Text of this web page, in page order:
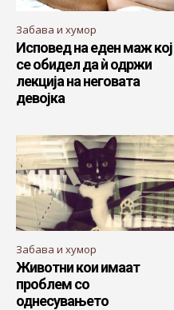
Забава и хумор
Исповед на еден маж кој
се обидел да ѝ одржи
лекција на неговата
девојка
Забава и хумор
Животни кои имаат
проблем со
однесувањето